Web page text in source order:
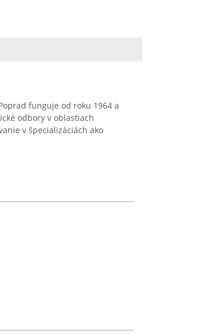
funguje od roku 1964 a
odbory v oblastiach
v špecializáciách ako